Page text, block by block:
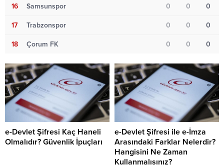
16 Samsunspor 0 0 0
17 Trabzonspor 0 0 0
18 Çorum FK 0 0 0
e-Devlet Şifresi Kaç Haneli
Olmalıdır? Güvenlik İpuçları
e-Devlet Şifresi ile e-İmza
Arasındaki Farklar Nelerdir?
Hangisini Ne Zaman
Kullanmalısınız?